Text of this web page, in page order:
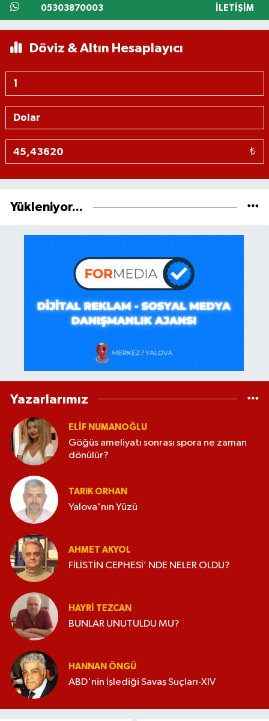
05303870003 İLETIŞIM
Döviz & Altın Hesaplayıcı
₺
Yükleniyor...
Yazarlarımız
ELİF NUMANOĞLU
Göğüs ameliyatı sonrası spora ne zaman
dönülür?
TARIK ORHAN
Yalova'nın Yüzü
AHMET AKYOL
FİLİSTİN CEPHESİ’ NDE NELER OLDU?
HAYRI TEZCAN
BUNLAR UNUTULDU MU?
HANNAN ÖNGÜ
ABD'nin İşlediği Savaş Suçları-XIV